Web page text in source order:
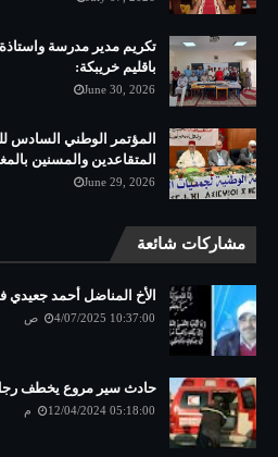
تكريم مدير مدرسة
باقليم خريبكة:
June 30, 2026
المؤتمر الوطني السادس
المتقاعدين والمسنين
June 29, 2026
مشاركات شائعة
الأخ المناضل أحمد جعيدي
4/07/2025 10:37:00 ص
حادث سير مروع يخطف
12/04/2024 05:18:00 م